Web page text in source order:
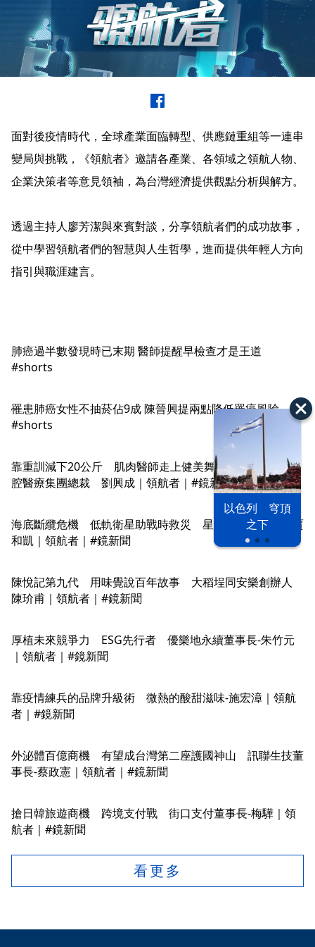
以色列 穹頂
之下
面對後疫情時代，全球產業面臨轉型、供應鏈重組等一連串
變局與挑戰，《領航者》邀請各產業、各領域之領航人物、
企業決策者等意見領袖，為台灣經濟提供觀點分析與解方。
透過主持人廖芳潔與來賓對談，分享領航者們的成功故事，
從中學習領航者們的智慧與人生哲學，進而提供年輕人方向
指引與職涯建言。
肺癌過半數發現時已末期 醫師提醒早檢查才是王道
#shorts
罹患肺癌女性不抽菸佔9成 陳晉興提兩點降低罹癌風險
#shorts
靠重訓減下20公斤 肌肉醫師走上健美舞台 維成國際口
腔醫療集團總裁 劉興成｜領航者｜#鏡新聞
海底斷纜危機 低軌衛星助戰時救災 星路科技總經理 賈
和凱｜領航者｜#鏡新聞
陳悅記第九代 用味覺說百年故事 大稻埕同安樂創辦人
陳玠甫｜領航者｜#鏡新聞
厚植未來競爭力 ESG先行者 優樂地永續董事長-朱竹元
｜領航者｜#鏡新聞
靠疫情練兵的品牌升級術 微熱的酸甜滋味-施宏漳｜領航
者｜#鏡新聞
外泌體百億商機 有望成台灣第二座護國神山 訊聯生技董
事長-蔡政憲｜領航者｜#鏡新聞
搶日韓旅遊商機 跨境支付戰 街口支付董事長-梅驊｜領
航者｜#鏡新聞
看更多